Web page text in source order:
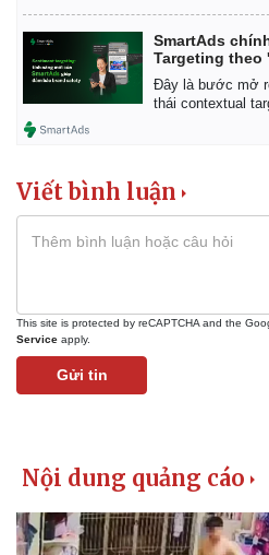
SmartAds
Targeting theo
Đây là bước mở
thái contextual
Viết bình luận
This site is protected by reCAPTCHA and the
Service apply.
Gửi tin